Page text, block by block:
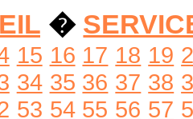
�
15 16 17 18 19
34 35 36 37 38
53 54 55 56 57